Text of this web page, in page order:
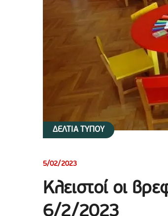
ΔΕΛΤΙΑ ΤΥΠΟΥ
5/02/2023
Κλειστοί οι
6/2/2023